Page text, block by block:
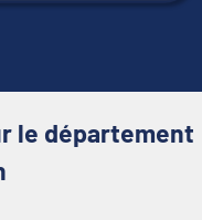
le département